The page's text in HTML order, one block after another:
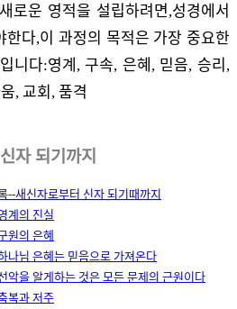
로운 영적을 설립하려면,성경에서
한다,이 과정의 목적은 가장 중요한
니다:영계, 구속, 은혜, 믿음, 승리,
, 교회, 품격
자 되기까지
--새신자로부터 신자 되기때까지
계의 진실
원의 은혜
나님 은혜는 믿음으로 가져온다
악을 알게하는 것은 모든 문제의 근원이다
복과 저주